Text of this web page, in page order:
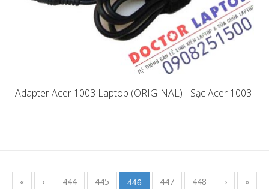
Adapter Acer 1003 Laptop (ORIGINAL) - Sạc Acer 1003
« ‹ 444 445 446 447 448 › »